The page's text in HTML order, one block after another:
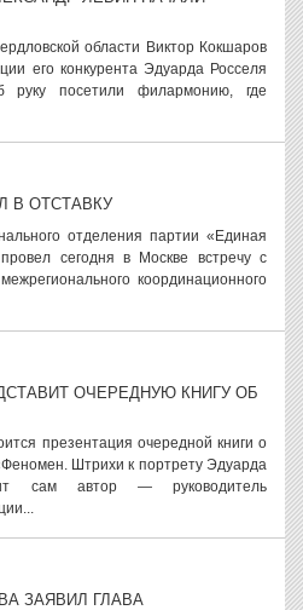
области Виктор Кокшаров
его конкурента Эдуарда Росселя
руку посетили филармонию, где
В ОТСТАВКУ
отделения партии «Единая
сегодня в Москве встречу с
координационного
ОЧЕРЕДНУЮ КНИГУ ОБ
презентация очередной книги о
Штрихи к портрету Эдуарда
сам автор — руководитель
ЗАЯВИЛ ГЛАВА